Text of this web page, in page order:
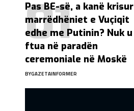
Pas BE-së, a kanë krisur
marrëdhëniet e Vuçiqit
edhe me Putinin? Nuk u
ftua në paradën
ceremoniale në Moskë
BYGAZETAINFORMER